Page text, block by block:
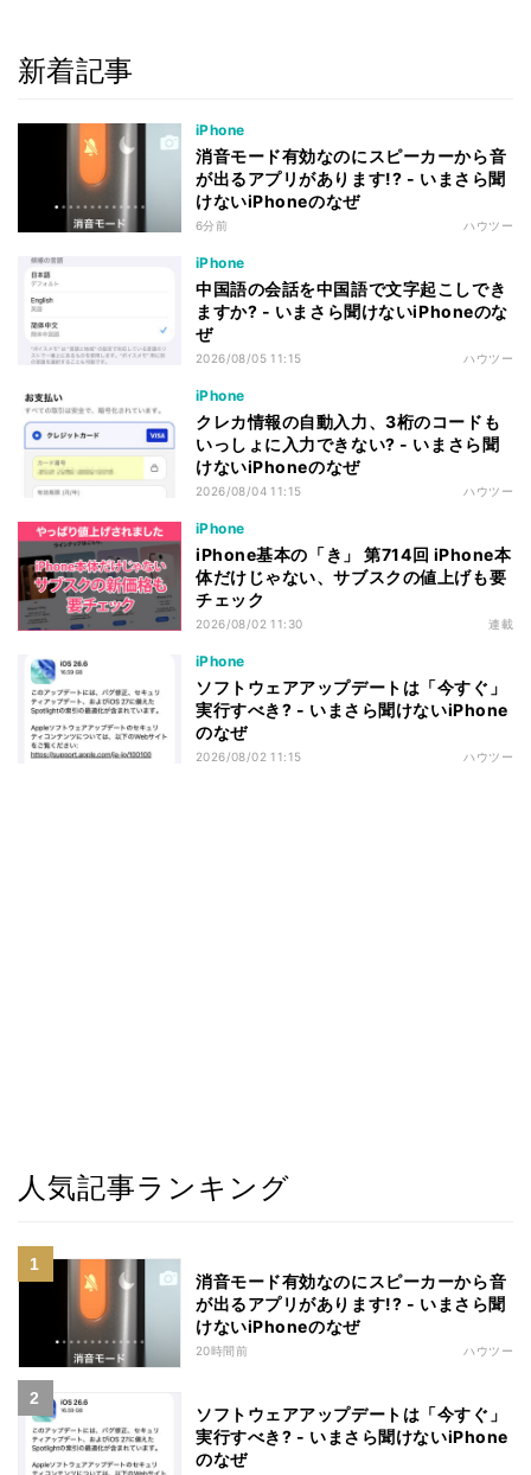
新着記事
iPhone
消音モード有効なのにスピーカーから音
が出るアプリがあります!? - いまさら聞
けないiPhoneのなぜ
6分前 ハウツー
iPhone
中国語の会話を中国語で文字起こしでき
ますか? - いまさら聞けないiPhoneのな
ぜ
2026/08/05 11:15 ハウツー
iPhone
クレカ情報の自動入力、3桁のコードも
いっしょに入力できない? - いまさら聞
けないiPhoneのなぜ
2026/08/04 11:15 ハウツー
iPhone
iPhone基本の「き」 第714回 iPhone本
体だけじゃない、サブスクの値上げも要
チェック
2026/08/02 11:30 連載
iPhone
ソフトウェアアップデートは「今すぐ」
実行すべき? - いまさら聞けないiPhone
のなぜ
2026/08/02 11:15 ハウツー
人気記事ランキング
消音モード有効なのにスピーカーから音
が出るアプリがあります!? - いまさら聞
けないiPhoneのなぜ
20時間前 ハウツー
ソフトウェアアップデートは「今すぐ」
実行すべき? - いまさら聞けないiPhone
のなぜ